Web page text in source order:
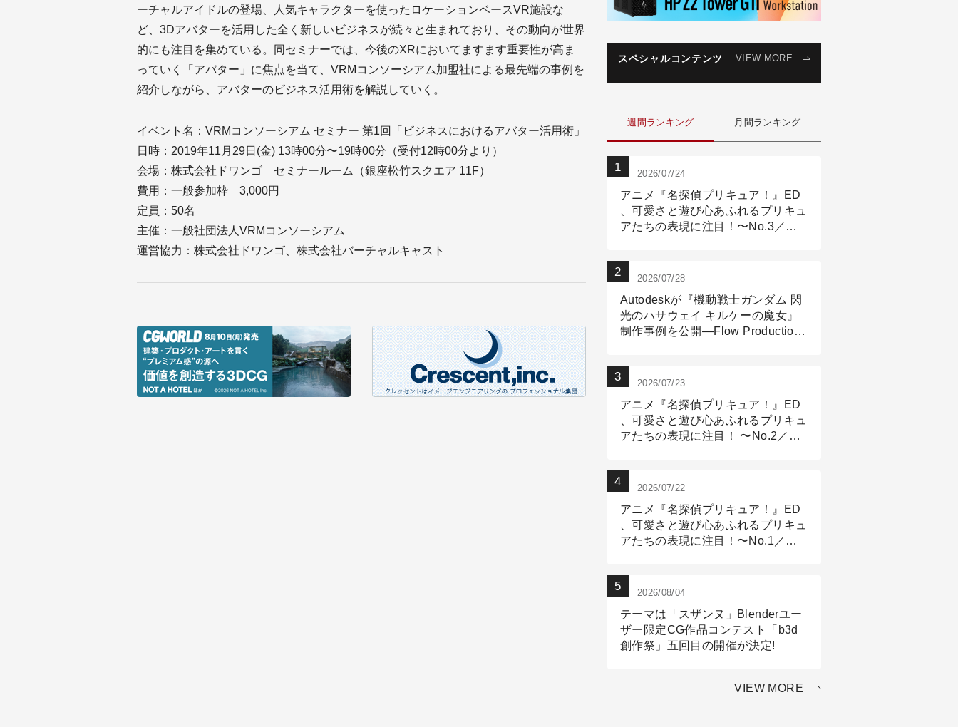
ーチャルアイドルの登場、人気キャラクターを使ったロケーションベースVR施設な
ど、3Dアバターを活用した全く新しいビジネスが続々と生まれており、その動向が世界
的にも注目を集めている。同セミナーでは、今後のXRにおいてますます重要性が高ま
っていく「アバター」に焦点を当て、VRMコンソーシアム加盟社による最先端の事例を
紹介しながら、アバターのビジネス活用術を解説していく。
イベント名：VRMコンソーシアム セミナー 第1回「ビジネスにおけるアバター活用術」
日時：2019年11月29日(金) 13時00分〜19時00分（受付12時00分より）
会場：株式会社ドワンゴ セミナールーム（銀座松竹スクエア 11F）
費用：一般参加枠 3,000円
定員：50名
主催：一般社団法人VRMコンソーシアム
運営協力：株式会社ドワンゴ、株式会社バーチャルキャスト
スペシャルコンテンツ VIEW MORE
週間ランキング 月間ランキング
2026/07/24
アニメ『名探偵プリキュア！』ED
、可愛さと遊び心あふれるプリキュ
アたちの表現に注目！〜No.3／ア
2026/07/28
Autodeskが『機動戦士ガンダム 閃
光のハサウェイ キルケーの魔女』
制作事例を公開―Flow Production
2026/07/23
アニメ『名探偵プリキュア！』ED
、可愛さと遊び心あふれるプリキュ
アたちの表現に注目！ 〜No.2／モ
2026/07/22
アニメ『名探偵プリキュア！』ED
、可愛さと遊び心あふれるプリキュ
アたちの表現に注目！〜No.1／演
2026/08/04
テーマは「スザンヌ」Blenderユー
ザー限定CG作品コンテスト「b3d
創作祭」五回目の開催が決定!
VIEW MORE